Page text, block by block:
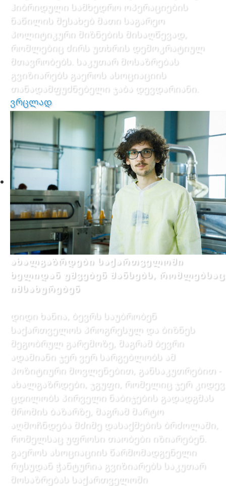
ჰიბრიდული სამხედრო ოპერაციების
ნაწილის შესახებ მათი საგარეო
პოლიტიკური მიზნების მისაღწევად,
რომლებიც ძირს უთხრის დემოკრატიულ
მთავრობებს. საკუთარ მოსაზრებას
გვიზიარებს გაეროს ასოციაციის
თანადამფუძნებელი ჯაბა დევდარიანი.
ვრცლად
ახალგაზრდები საქართველოში
ხელიდან უშვებენ შანსებს, რომლებსაც
იმსახურებენ
დიდი ხანია, ბევრს საუბრობენ
საქართველოს პროგრესულ და ბიზნეს
მეგობრულ გარემოზე, მაგრამ ბევრი
ადამიანი ჯერ ვერ სარგებლობს ამ
პოზიტიური მოვლენებით, განსაკუთრებით -
ახალგაზრდები, ჯგუფი, რომელიც ჯერ კიდევ
ცდილობს პირველი ნაბიჯების გადადგმას
შრომის ბაზარზე, მაგრამ მარტო
აღმოჩნდება მძიმე დასაქმების ბრძოლაში,
რომელსაც უფროსი თაობები იზიარებენ.
გაეროს ასოციაციის წარმომადგენელი
რუსუდან ჭანტურია გვიზიარებს საკუთარ
მოსაზრებას საქართველოში